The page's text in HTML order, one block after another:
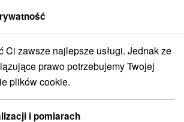
zapewnia wysokiej jakości usługi w
WELLNESS zapewnia
usługi w
Ci zawsze najlepsze usługi. Jednak ze
prawo potrzebujemy Twojej
plików cookie.
i pomiarach